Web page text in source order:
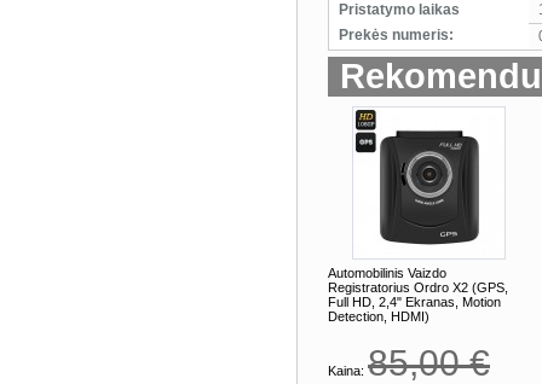
Pristatymo laikas
Prekės numeris:
Automobilinis Vaizdo
Registratorius Ordro X2 (GPS,
Full HD, 2,4" Ekranas, Motion
Detection, HDMI)
Kaina: 85,00 €